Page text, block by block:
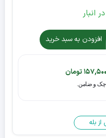
انبار
افزودن به سبد خرید
157,500تومان
بله